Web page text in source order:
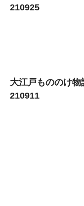
210925
大江戸もののけ物
210911